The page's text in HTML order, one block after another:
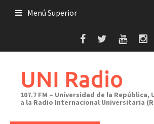
Menú Superior
UNI Radio
107.7 FM – Universidad de la República,
a la Radio Internacional Universitaria